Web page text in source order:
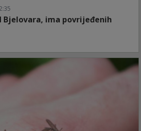
Bjelovara, ima povrijeđenih